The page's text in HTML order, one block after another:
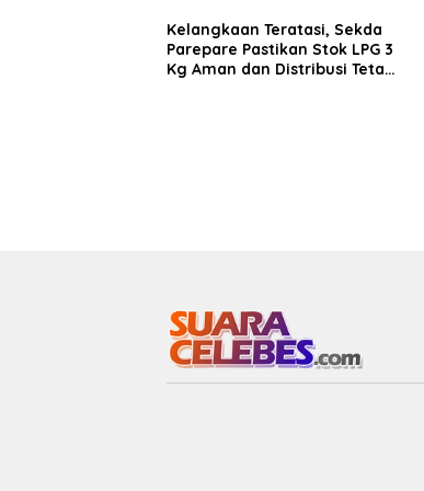
Kelangkaan Teratasi, Sekda
Parepare Pastikan Stok LPG 3
Kg Aman dan Distribusi Tetap